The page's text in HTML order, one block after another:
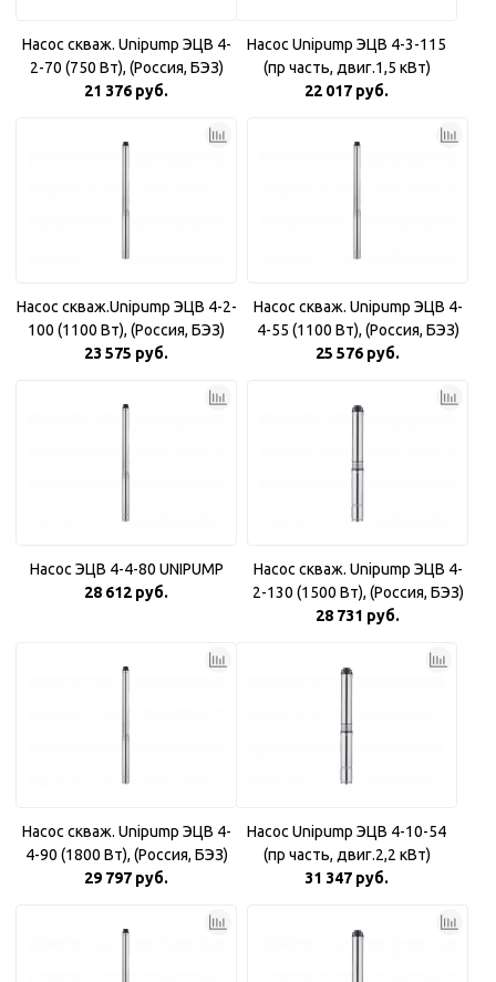
Насос скваж. Unipump ЭЦВ 4-
2-70 (750 Вт), (Россия, БЭЗ)
21 376 руб.
Насос Unipump ЭЦВ 4-3-115
(пр часть, двиг.1,5 кВт)
22 017 руб.
Насос скваж.Unipump ЭЦВ 4-2-
100 (1100 Вт), (Россия, БЭЗ)
23 575 руб.
Насос скваж. Unipump ЭЦВ 4-
4-55 (1100 Вт), (Россия, БЭЗ)
25 576 руб.
Насос ЭЦВ 4-4-80 UNIPUMP
28 612 руб.
Насос скваж. Unipump ЭЦВ 4-
2-130 (1500 Вт), (Россия, БЭЗ)
28 731 руб.
Насос скваж. Unipump ЭЦВ 4-
4-90 (1800 Вт), (Россия, БЭЗ)
29 797 руб.
Насос Unipump ЭЦВ 4-10-54
(пр часть, двиг.2,2 кВт)
31 347 руб.